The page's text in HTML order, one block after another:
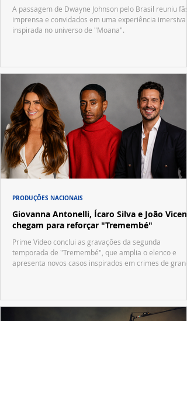
A passagem de Dwayne Johnson pelo Brasil reuniu fãs,
imprensa e convidados em uma experiência imersiva
inspirada no universo de "Moana".
Giovanna Antonelli, Ícaro Silva e João
chegam para reforçar "Tremembé"
Prime Video conclui as gravações da segunda
temporada de "Tremembé", que amplia o elenco e
apresenta novos casos inspirados em crimes de
PRODUÇÕES NACIONAIS